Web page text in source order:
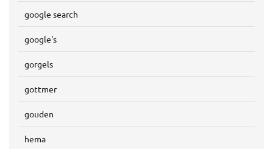
google search
google's
gorgels
gottmer
gouden
hema